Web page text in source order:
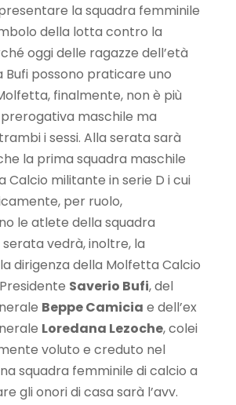
la squadra femminile
della lotta contro la
oggi delle ragazze dell’età
Bufi possono praticare uno
finalmente, non è più
maschile ma
i sessi. Alla serata sarà
la prima squadra maschile
Calcio militante in serie D i cui
per ruolo,
le atlete della squadra
serata vedrà, inoltre, la
dirigenza della Molfetta Calcio
Saverio Bufi, del
Beppe Camicia e dell’ex
Loredana Lezoche, colei
voluto e creduto nel
squadra femminile di calcio a
gli onori di casa sarà l’avv.